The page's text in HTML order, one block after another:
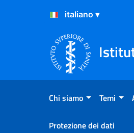
Salta al Contenuto
Salta al Footer
Chi siamo Temi
Protezione dei dati